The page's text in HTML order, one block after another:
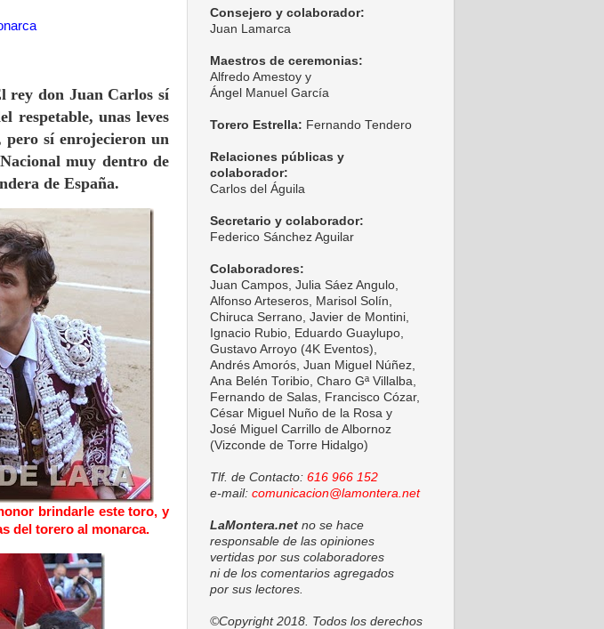
rey don Juan Carlos sí
respetable, unas leves
sí enrojecieron un
muy dentro de
de España.
brindarle este toro, y
del torero al monarca.
Consejero y colaborador:
Juan Lamarca
Maestros de ceremonias:
Alfredo Amestoy y
Ángel Manuel García
Torero Estrella: Fernando Tendero
Relaciones públicas y
colaborador:
Carlos del Águila
Secretario y colaborador:
Federico Sánchez Aguilar
Colaboradores:
Juan Campos, Julia Sáez Angulo,
Alfonso Arteseros, Marisol Solín,
Chiruca Serrano, Javier de Montini,
Ignacio Rubio, Eduardo Guaylupo,
Gustavo Arroyo (4K Eventos),
Andrés Amorós, Juan Miguel Núñez,
Ana Belén Toribio, Charo Gª Villalba,
Fernando de Salas, Francisco Cózar,
César Miguel Nuño de la Rosa y
José Miguel Carrillo de Albornoz
(Vizconde de Torre Hidalgo)
Tlf. de Contacto: 616 966 152
e-mail: comunicacion@lamontera.net
LaMontera.net no se hace
responsable de las opiniones
vertidas por sus colaboradores
ni de los comentarios agregados
por sus lectores.
©Copyright 2018. Todos los derechos